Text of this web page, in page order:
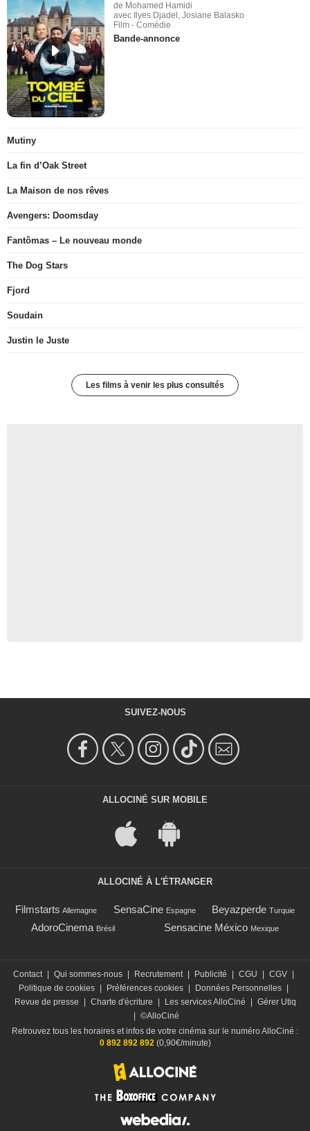
de Mohamed Hamidi
avec Ilyes Djadel, Josiane Balasko
Film - Comédie
Bande-annonce
Mutiny
La fin d’Oak Street
La Maison de nos rêves
Avengers: Doomsday
Fantômas – Le nouveau monde
The Dog Stars
Fjord
Soudain
Justin le Juste
Les films à venir les plus consultés
SUIVEZ-NOUS
ALLOCINÉ SUR MOBILE
ALLOCINÉ À L'ÉTRANGER
Filmstarts Allemagne SensaCine Espagne Beyazperde Turquie
AdoroCinema Brésil Sensacine México Mexique
Contact Qui sommes-nous Recrutement Publicité CGU CGV
Politique de cookies
Préférences cookies Données Personnelles
Revue de presse
Charte d'écriture Les services AlloCiné
Gérer Utiq
©AlloCiné
Retrouvez tous les horaires et infos de votre cinéma sur le numéro AlloCiné :
0 892 892 892(0,90€/minute)